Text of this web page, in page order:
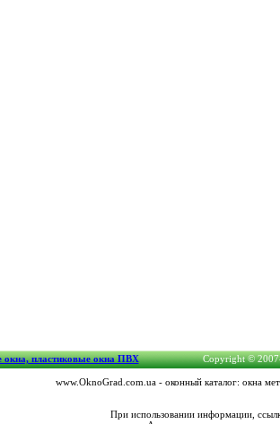
окна, пластиковые окна ПВХ Copyright ©
www.OknoGrad.com.ua - оконный каталог: окна
При использовании информации,